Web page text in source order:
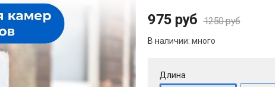
975 руб 1250 руб
В наличии: много
Длина